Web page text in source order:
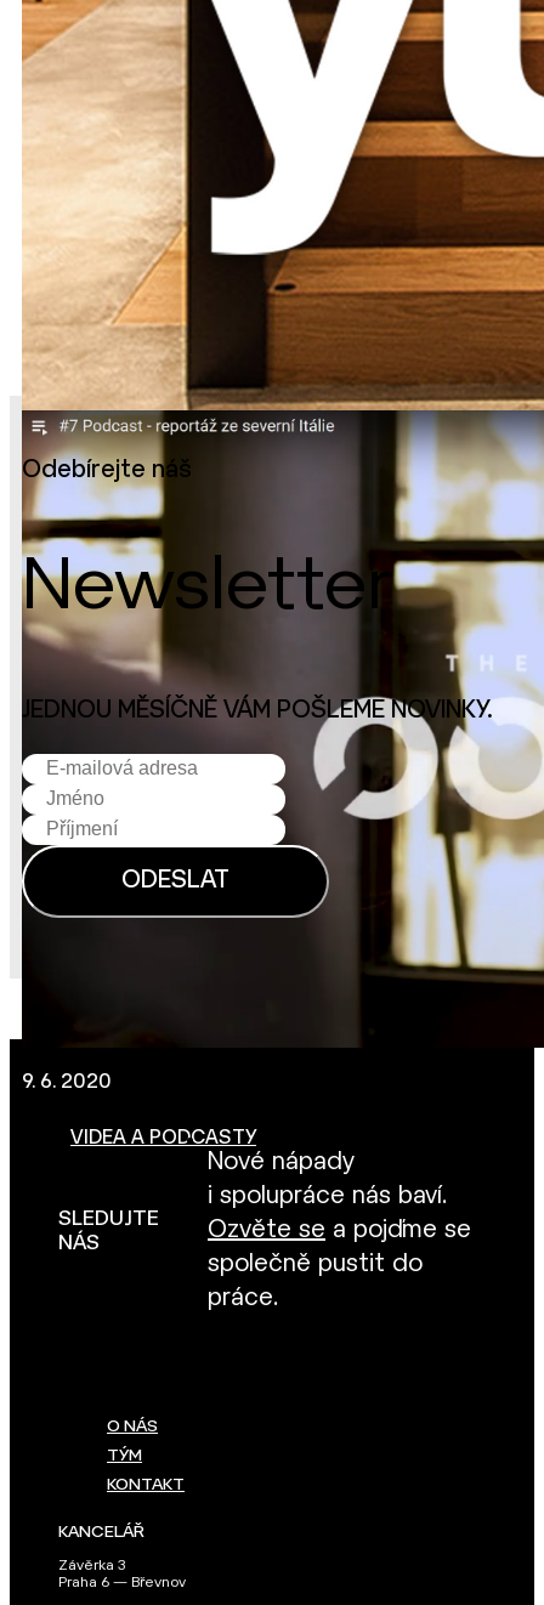
3. 3. 2021
VIDEA A PODCASTY
9. 6. 2020
VIDEA A PODCASTY
Odebírejte náš
Newsletter
JEDNOU MĚSÍČNĚ VÁM POŠLEME NOVINKY.
SLEDUJTE
NÁS
Nové nápady
i spolupráce nás baví.
Ozvěte se a pojďme se
společně pustit do
práce.
O NÁS
TÝM
KONTAKT
KANCELÁŘ
Závěrka 3
Praha 6 — Břevnov